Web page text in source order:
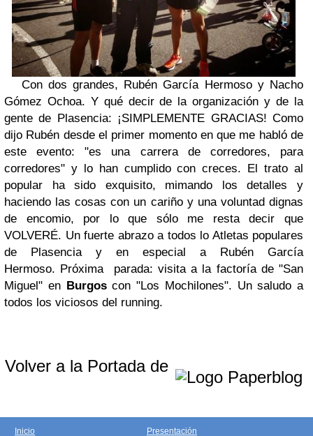
Con dos grandes, Rubén García Hermoso y Nacho
Gómez Ochoa. Y qué decir de la organización y de la
gente de Plasencia: ¡SIMPLEMENTE GRACIAS! Como
dijo Rubén desde el primer momento en que me habló de
este evento: "es una carrera de corredores, para
corredores" y lo han cumplido con creces. El trato al
popular ha sido exquisito, mimando los detalles y
haciendo las cosas con un cariño y una voluntad dignas
de encomio, por lo que sólo me resta decir que
VOLVERÉ. Un fuerte abrazo a todos lo Atletas populares
de Plasencia y en especial a Rubén García
Hermoso. Próxima parada: visita a la factoría de "San
Miguel" en Burgoscon "Los Mochilones". Un saludo a
todos los viciosos del running.
Volver a la Portada de
Inicio Presentación